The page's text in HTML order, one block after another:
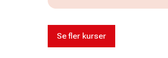
Se fler kurser